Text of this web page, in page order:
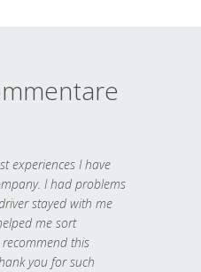
experiences I have
I had problems
stayed with me
me sort
this
you for such